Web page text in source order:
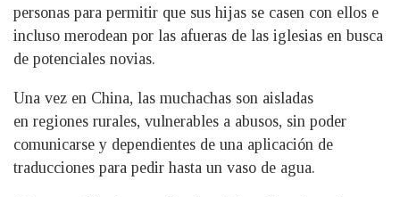
personas para permitir que sus hijas se casen con ellos e
incluso merodean por las afueras de las iglesias en busca
de potenciales novias.
Una vez en China, las muchachas son aisladas
en regiones rurales, vulnerables a abusos, sin poder
comunicarse y dependientes de una aplicación de
traducciones para pedir hasta un vaso de agua.